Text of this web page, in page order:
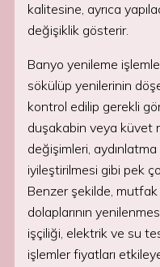
kalitesine, ayrıca
değişiklik gösterir.
Banyo yenileme
sökülüp yenilerinin
kontrol edilip gerekli
duşakabin veya küvet
değişimleri,
iyileştirilmesi gibi pek
Benzer şekilde,
dolaplarının
işçiliği, elektrik ve su
işlemler fiyatları